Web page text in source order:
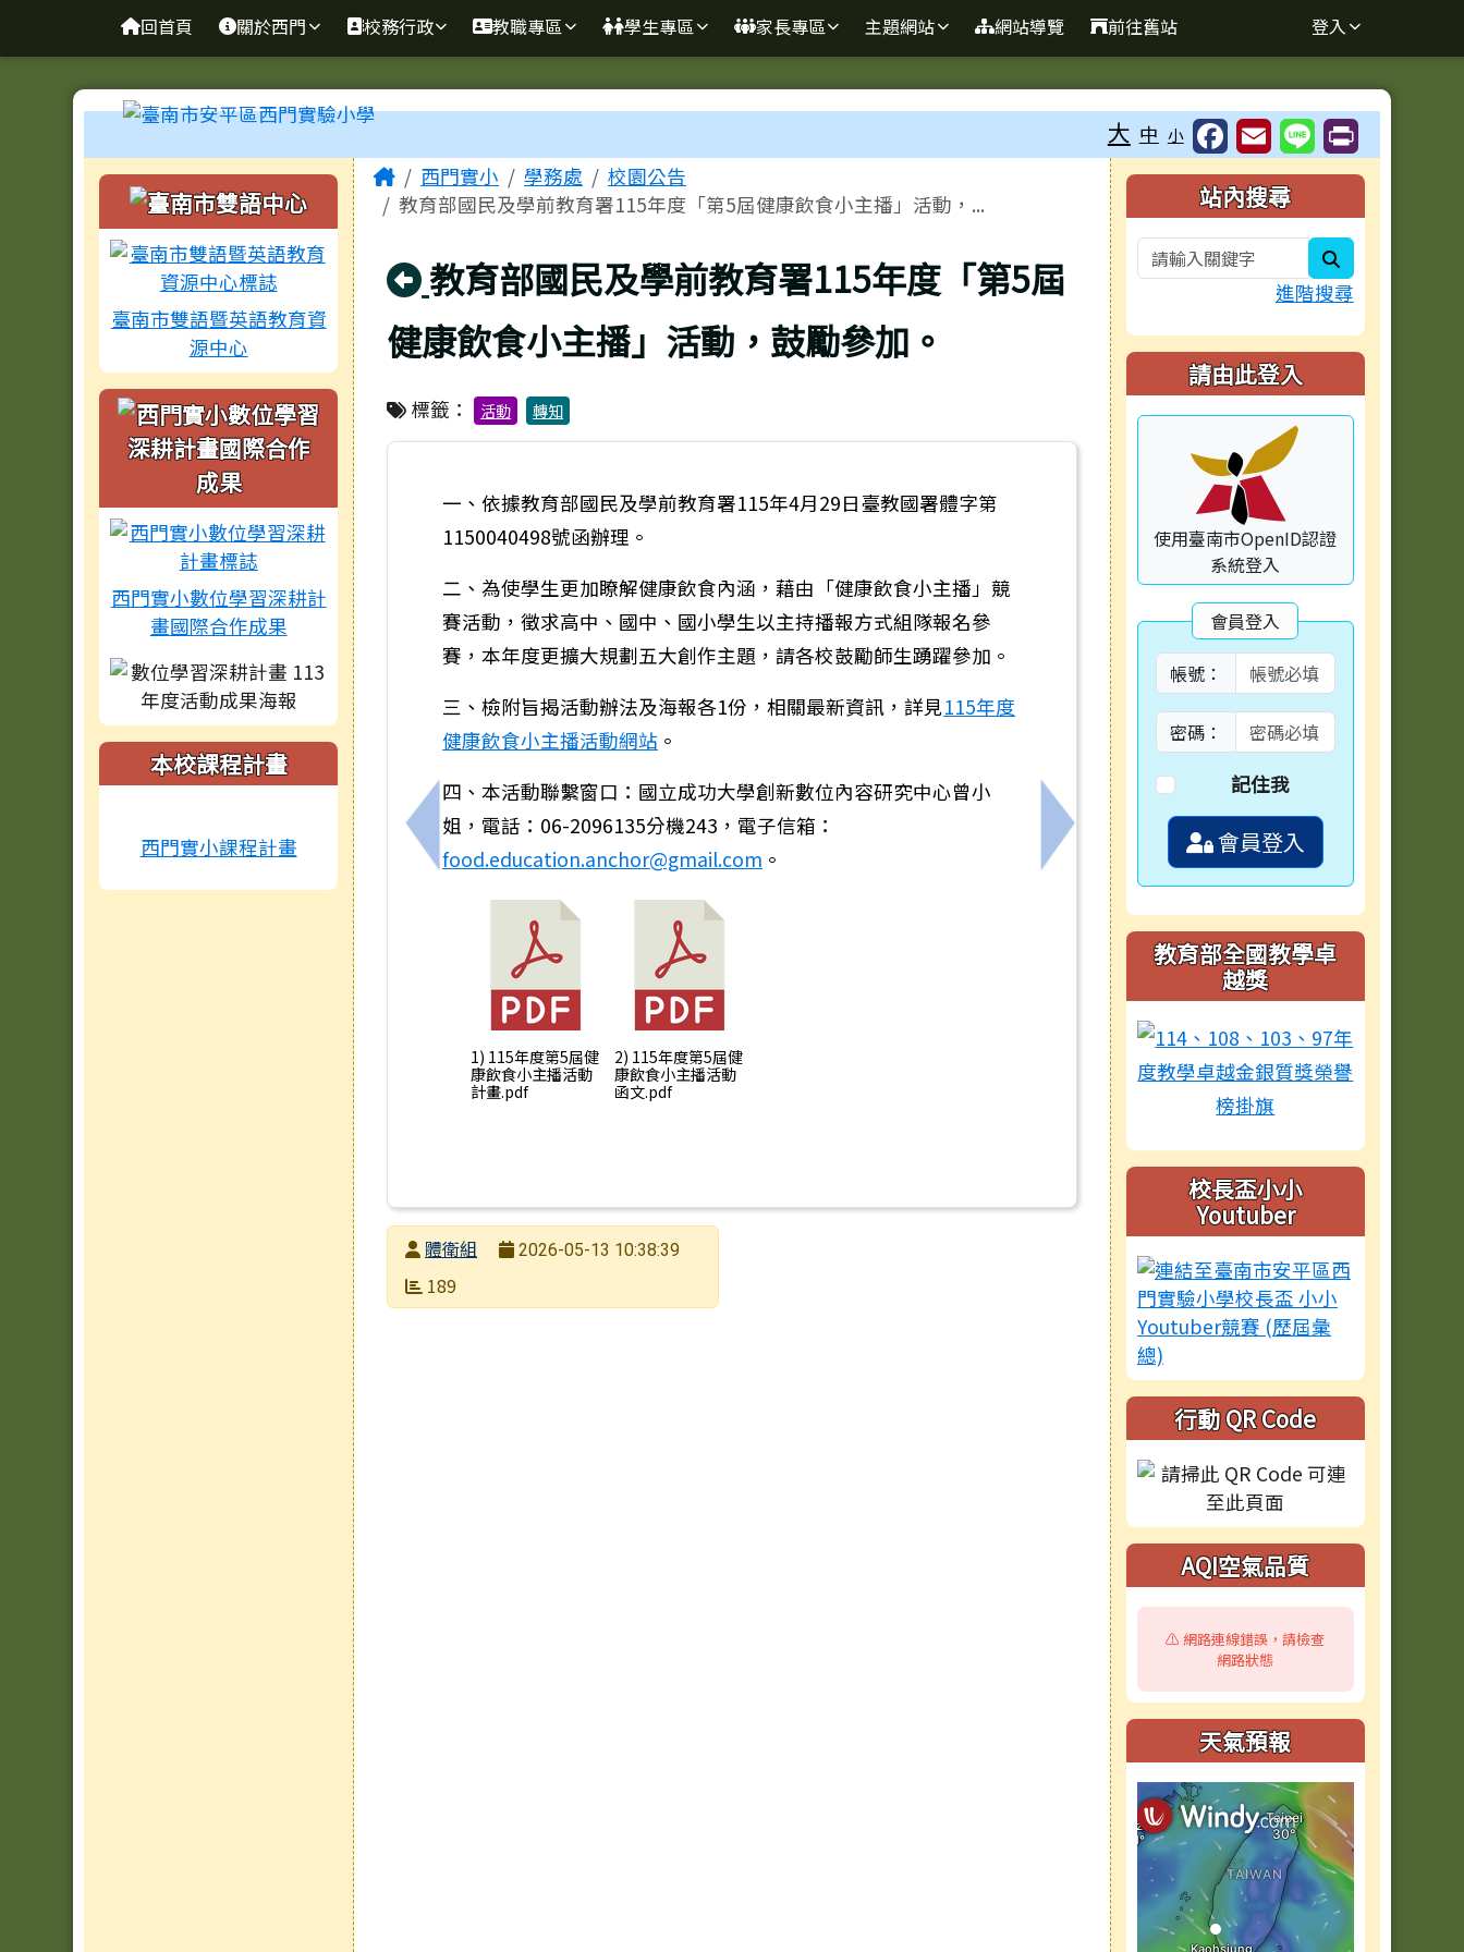
臺南市安平區西門實驗小學
回首頁 關於西門 校務行政 教職專區 學生專區 家長專區 主題網站 網站導覽 前往舊站 登入
工具列 大 中 小
左邊區域內容
臺南市雙語暨英語教育資
源中心
西門實小數位學習深耕計
畫國際合作成果
本校課程計畫
西門實小課程計畫
主內容區域
Home西門實小 學務處
校園公告
教育部國民及學前教育署115年度「第5屆健康飲食小主播」活動，...
回上頁
教育部國民及學前教育署115年度「第5屆
健康飲食小主播」活動，鼓勵參加。
標籤： 活動 轉知
上一筆：國立臺南生活美學館於115年5月23日舉辦「狀聲詞的家屋」參與式展演活動
一、依據教育部國民及學前教育署115年4月29日臺教國署體字第
1150040498號函辦理。
二、為使學生更加瞭解健康飲食內涵，藉由「健康飲食小主播」競
賽活動，徵求高中、國中、國小學生以主持播報方式組隊報名參
賽，本年度更擴大規劃五大創作主題，請各校鼓勵師生踴躍參加。
三、檢附旨揭活動辦法及海報各1份，相關最新資訊，詳見115年度
健康飲食小主播活動網站 。
四、本活動聯繫窗口：國立成功大學創新數位內容研究中心曾小
姐，電話：06-2096135分機243，電子信箱：
food.education.anchor@gmail.com 。
1) 115年度第5屆健
康飲食小主播活動
計畫.pdf
2) 115年度第5屆健
康飲食小主播活動
函文.pdf
下一筆：有關內政部轉知保證責任台灣農業合
發布者體衛組
發布日期
2026-05-13 10:38:39
瀏覽次數
189
右邊區域內容
站內搜尋
進階搜尋
請由此登入
使用臺南市OpenID認證
系統登入
會員登入
帳號：
密碼：
記住我
會員登入
教育部全國教學卓
越獎
校長盃小小
Youtuber
行動 QR Code
AQI空氣品質
⚠️ 網路連線錯誤，請檢查
網路狀態
天氣預報
頁尾區域